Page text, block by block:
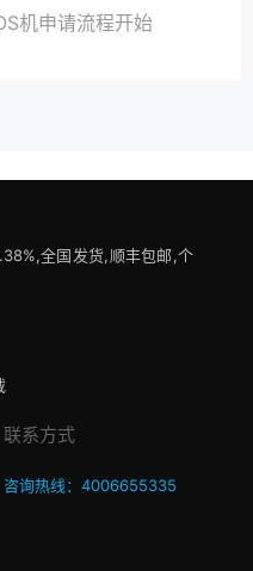
机申请流程开始
全国发货,顺丰包邮,个
联系方式
咨询热线：4006655335